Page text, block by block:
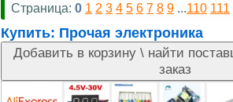
Страница: 0 1 2 3 4 5 6 7 8 9 ...110 111
Купить: Прочая электроника